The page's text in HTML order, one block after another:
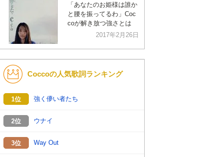
「あなたのお姫様は誰か
と腰を振ってるわ」Coc
coが解き放つ強さとは
2017年2月26日
Coccoの人気歌詞ランキング
1位 強く儚い者たち
2位 ウナイ
3位 Way Out